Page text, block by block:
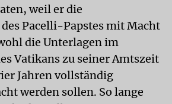
weil er die
Pacelli-Papstes mit Macht
die Unterlagen im
Vatikans zu seiner Amtszeit
Jahren vollständig
werden sollen. So lange